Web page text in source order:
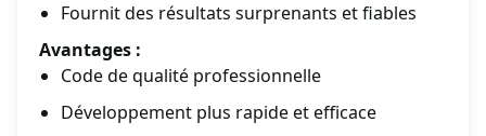
Fournit des résultats surprenants et fiables
Avantages :
Code de qualité professionnelle
Développement plus rapide et efficace